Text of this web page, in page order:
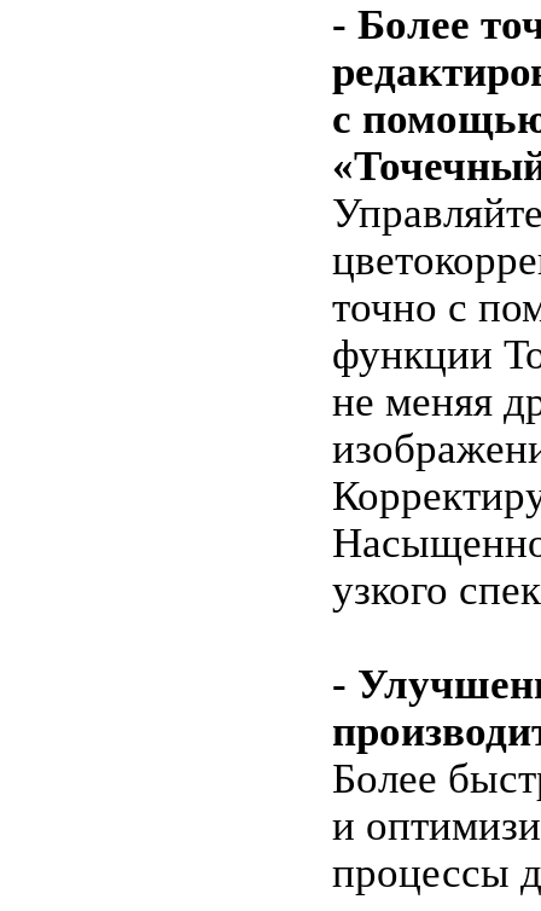
- Более
с
точно с
функции
не меняя
узкого
-
Более
и
процессы